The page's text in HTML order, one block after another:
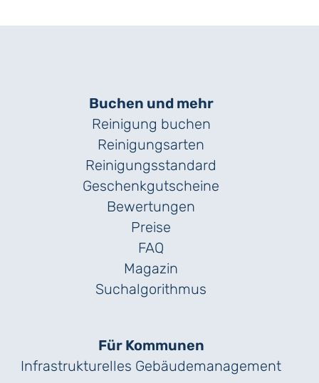
Buchen und mehr
Reinigung buchen
Reinigungsarten
Reinigungs­standard
Geschenk­gutscheine
Bewertungen
Preise
FAQ
Magazin
Suchalgorithmus
Für Kommunen
Infrastrukturelles Gebäude­management